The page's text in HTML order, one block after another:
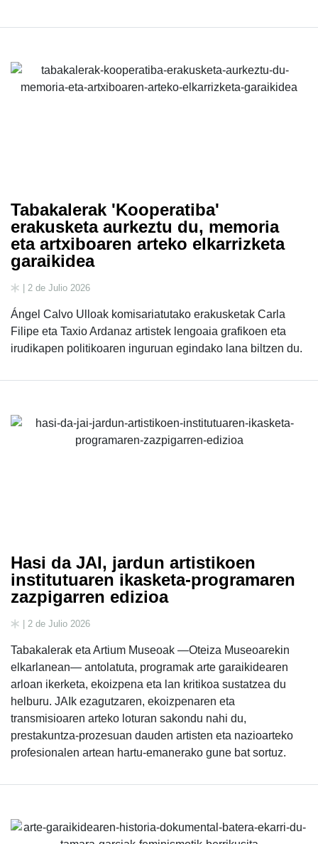
Tabakalerak 'Kooperatiba'
erakusketa aurkeztu du, memoria
eta artxiboaren arteko elkarrizketa
garaikidea
| 2 de Julio 2026
Ángel Calvo Ulloak komisariatutako erakusketak Carla
Filipe eta Taxio Ardanaz artistek lengoaia grafikoen eta
irudikapen politikoaren inguruan egindako lana biltzen du.
Hasi da JAI, jardun artistikoen
institutuaren ikasketa-programaren
zazpigarren edizioa
| 2 de Julio 2026
Tabakalerak eta Artium Museoak —Oteiza Museoarekin
elkarlanean— antolatuta, programak arte garaikidearen
arloan ikerketa, ekoizpena eta lan kritikoa sustatzea du
helburu. JAIk ezagutzaren, ekoizpenaren eta
transmisioaren arteko loturan sakondu nahi du,
prestakuntza-prozesuan dauden artisten eta nazioarteko
profesionalen artean hartu-emanerako gune bat sortuz.